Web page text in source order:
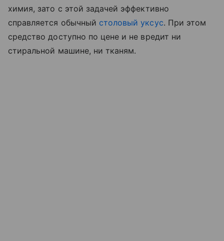
химия, зато с этой задачей эффективно
справляется обычный столовый уксус. При этом
средство доступно по цене и не вредит ни
стиральной машине, ни тканям.